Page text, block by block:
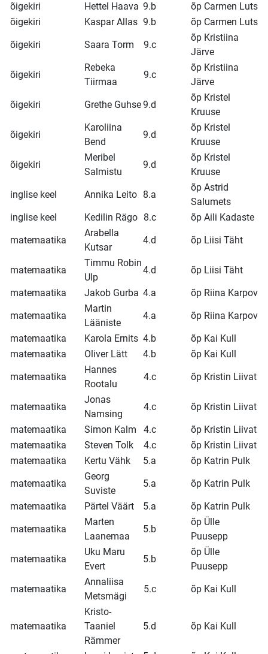
õigekiri
Hettel Haava 9.b
õp Carmen Luts
õigekiri
Kaspar Allas 9.b
õp Carmen Luts
õigekiri
Saara Torm 9.c
õp Kristiina
Järve
õigekiri
Rebeka
Tiirmaa
9.c
õp Kristiina
Järve
õigekiri
Grethe Guhse9.d
õp Kristel
Kruuse
õigekiri
Karoliina
Bend
9.d
õp Kristel
Kruuse
õigekiri
Meribel
Salmistu
9.d
õp Kristel
Kruuse
inglise keel
Annika Leito 8.a
õp Astrid
Salumets
inglise keel
Kedilin Rägo 8.c
õp Aili Kadaste
matemaatika
Arabella
Kutsar
4.d õp Liisi Täht
matemaatika
Timmu Robin
Ulp
4.d
õp Liisi Täht
matemaatika
Jakob Gurba 4.a
õp Riina Karpov
matemaatika
Martin
Lääniste
4.a
õp Riina Karpov
matemaatika
Karola Ernits 4.b
õp Kai Kull
matemaatika
Oliver Lätt 4.b
õp Kai Kull
matemaatika
Hannes
Rootalu
4.c õp Kristin Liivat
matemaatika
Jonas
Namsing
4.c
õp Kristin Liivat
matemaatika
Simon Kalm 4.c
õp Kristin Liivat
matemaatika
Steven Tolk 4.c
õp Kristin Liivat
matemaatika
Kertu Vähk 5.a
õp Katrin Pulk
matemaatika
Georg
Suviste
5.a
õp Katrin Pulk
matemaatika
Pärtel Väärt 5.a
õp Katrin Pulk
matemaatika
Marten
Laanemaa
5.b
õp Ülle
Puusepp
matemaatika
Uku Maru
Evert
5.b
õp Ülle
Puusepp
matemaatika
Annaliisa
Metsmägi
5.c õp Kai Kull
matemaatika
Kristo-
Taaniel
Rämmer
5.d õp Kai Kull